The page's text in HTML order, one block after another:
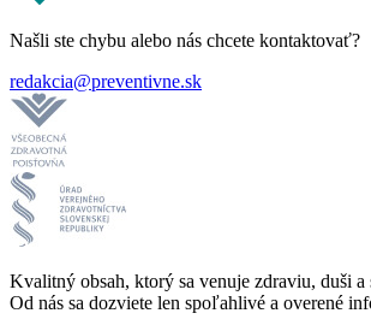
Našli ste chybu alebo nás chcete kontaktovať?
redakcia@preventivne.sk
Kvalitný obsah, ktorý sa venuje zdraviu, duši
Od nás sa dozviete len spoľahlivé a overené